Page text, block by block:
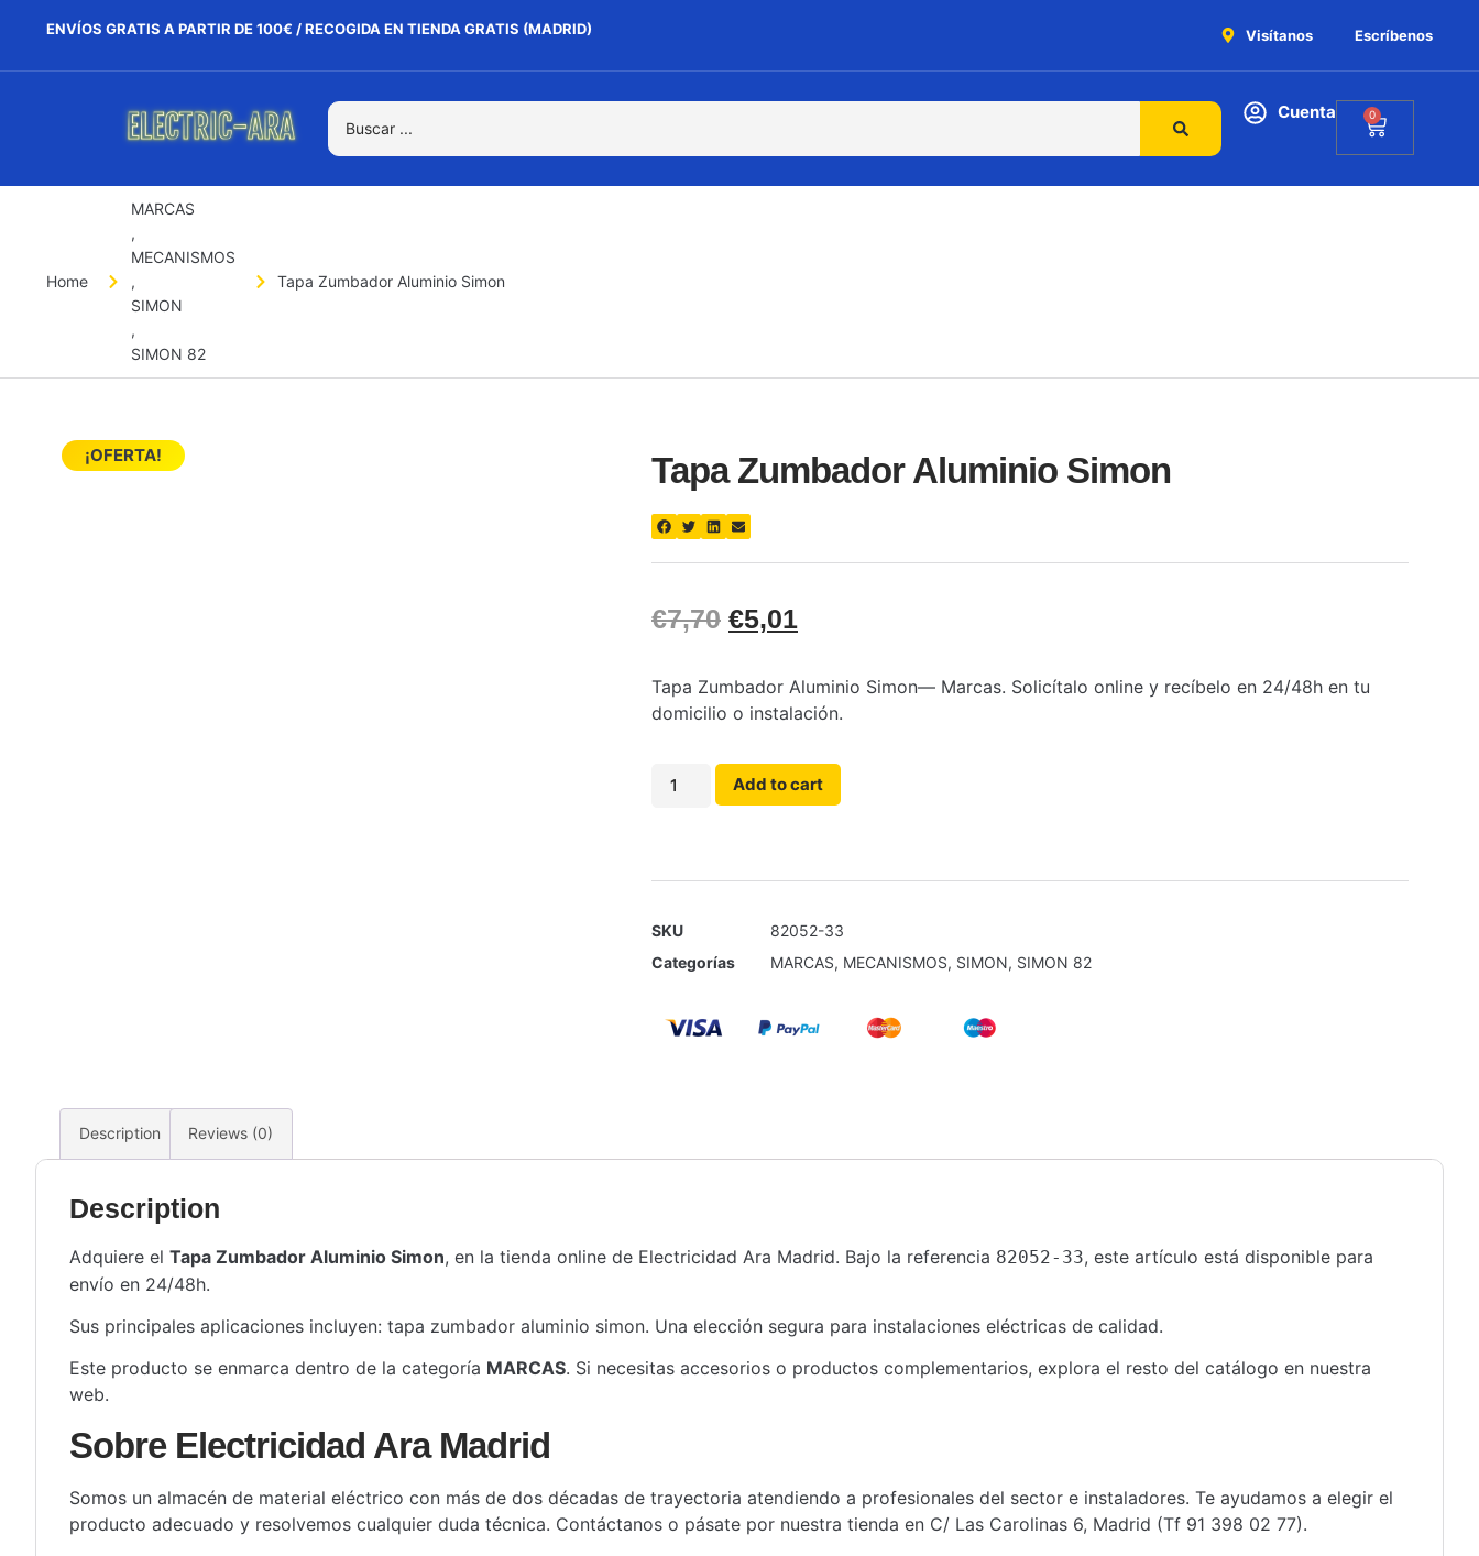
ENVÍOS GRATIS A PARTIR DE 100€ / RECOGIDA EN TIENDA GRATIS (MADRID) Visítanos Escríbenos
Cuenta 0
Home
MARCAS
,
MECANISMOS
,
SIMON
,
SIMON 82
Tapa Zumbador Aluminio Simon
¡OFERTA! Tapa Zumbador Aluminio Simon
€7,70 €5,01
Tapa Zumbador Aluminio Simon— Marcas. Solicítalo online y recíbelo en 24/48h en tu
domicilio o instalación.
Add to cart
SKU
82052-33
Categorías
MARCAS, MECANISMOS, SIMON, SIMON 82
Description Reviews (0)
Description
Adquiere el Tapa Zumbador Aluminio Simon, en la tienda online de Electricidad Ara Madrid. Bajo la referencia 82052-33, este artículo está disponible para
envío en 24/48h.
Sus principales aplicaciones incluyen: tapa zumbador aluminio simon. Una elección segura para instalaciones eléctricas de calidad.
Este producto se enmarca dentro de la categoría MARCAS. Si necesitas accesorios o productos complementarios, explora el resto del catálogo en nuestra
web.
Sobre Electricidad Ara Madrid
Somos un almacén de material eléctrico con más de dos décadas de trayectoria atendiendo a profesionales del sector e instaladores. Te ayudamos a elegir el
producto adecuado y resolvemos cualquier duda técnica. Contáctanos o pásate por nuestra tienda en C/ Las Carolinas 6, Madrid (Tf 91 398 02 77).